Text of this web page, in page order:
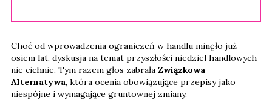
Choć od wprowadzenia ograniczeń w handlu minęło już
osiem lat, dyskusja na temat przyszłości niedziel handlowych
nie cichnie. Tym razem głos zabrała Związkowa
Alternatywa, która ocenia obowiązujące przepisy jako
niespójne i wymagające gruntownej zmiany.